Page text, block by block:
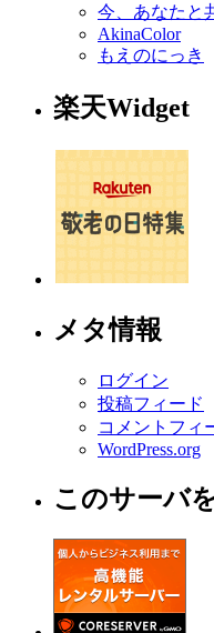
今、あなたと
AkinaColor
もえのにっき
楽天Widget
メタ情報
ログイン
投稿フィード
コメントフィ
WordPress.org
このサーバ